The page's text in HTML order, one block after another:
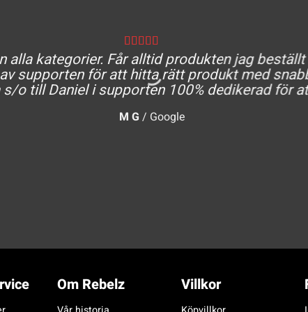
alla kategorier. Får alltid produkten jag
supporten för att hitta rätt produkt med
o till Daniel i supporten 100% dedikerad för
M G / Google
Om Rebelz Villkor